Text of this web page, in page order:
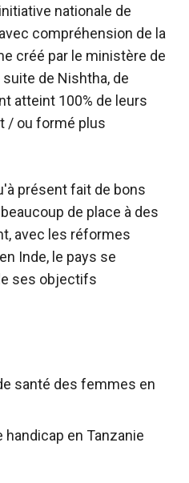
nationale de
compréhension de la
créé par le ministère de
suite de Nishtha, de
atteint 100% de leurs
/ ou formé plus
présent fait de bons
de place à des
avec les réformes
Inde, le pays se
ses objectifs
santé des femmes en
handicap en Tanzanie